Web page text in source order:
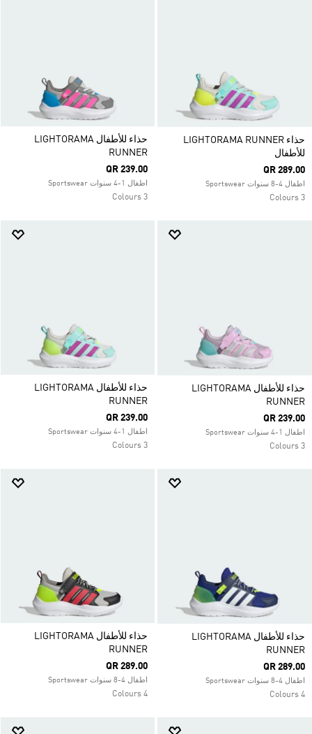
حذاء LIGHTORAMA RUNNER
للأطفال
QR 289.00
اطفال 4-8 سنوات Sportswear
3 Colours
حذاء للأطفال LIGHTORAMA
RUNNER
QR 239.00
اطفال 1-4 سنوات Sportswear
3 Colours
حذاء للأطفال LIGHTORAMA
RUNNER
QR 239.00
اطفال 1-4 سنوات Sportswear
3 Colours
حذاء للأطفال LIGHTORAMA
RUNNER
QR 239.00
اطفال 1-4 سنوات Sportswear
3 Colours
حذاء للأطفال LIGHTORAMA
RUNNER
QR 289.00
اطفال 4-8 سنوات Sportswear
4 Colours
حذاء للأطفال LIGHTORAMA
RUNNER
QR 289.00
اطفال 4-8 سنوات Sportswear
4 Colours